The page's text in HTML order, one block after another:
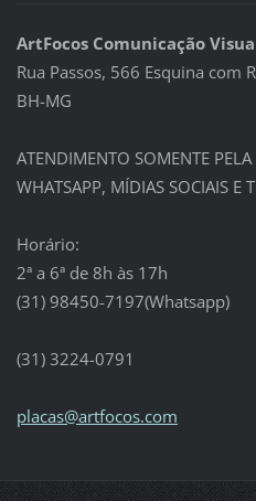
ArtFocos Comunicação
Rua Passos, 566 Esquina com
BH-MG
ATENDIMENTO SOMENTE
WHATSAPP, MÍDIAS SOCIAIS E
Horário:
2ª a 6ª de 8h às 17h
(31) 98450-7197(Whatsapp)
(31) 3224-0791
placas@artfocos.com